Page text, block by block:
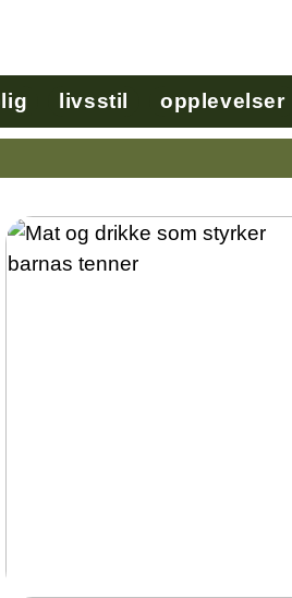
livsstil opplevelser